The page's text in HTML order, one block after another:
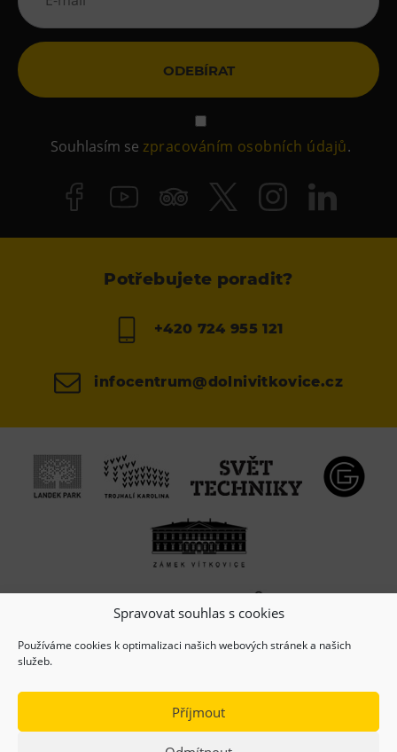
Spravovat souhlas s cookies
Používáme cookies k optimalizaci našich webových stránek a našich
služeb.
Příjmout
ODEBÍRAT
Souhlasím sezpracováním osobních údajů.
Potřebujete poradit?
+420 724 955 121
infocentrum@dolnivitkovice.cz